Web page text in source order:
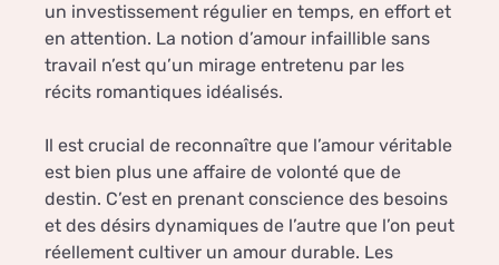
un investissement régulier en temps, en effort et
en attention. La notion d’amour infaillible sans
travail n’est qu’un mirage entretenu par les
récits romantiques idéalisés.
Il est crucial de reconnaître que l’amour véritable
est bien plus une affaire de volonté que de
destin. C’est en prenant conscience des besoins
et des désirs dynamiques de l’autre que l’on peut
réellement cultiver un amour durable. Les